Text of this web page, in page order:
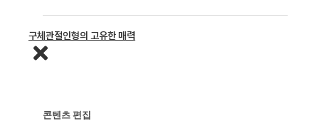
구체관절인형의 고유한 매력
콘텐츠 편집